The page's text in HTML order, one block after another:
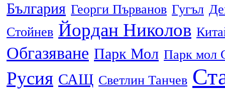
България Георги Първанов Гугъл
Стойнев Йордан Николов
Обгазяване Парк Мол Парк мол
Русия САЩ Светлин Танчев